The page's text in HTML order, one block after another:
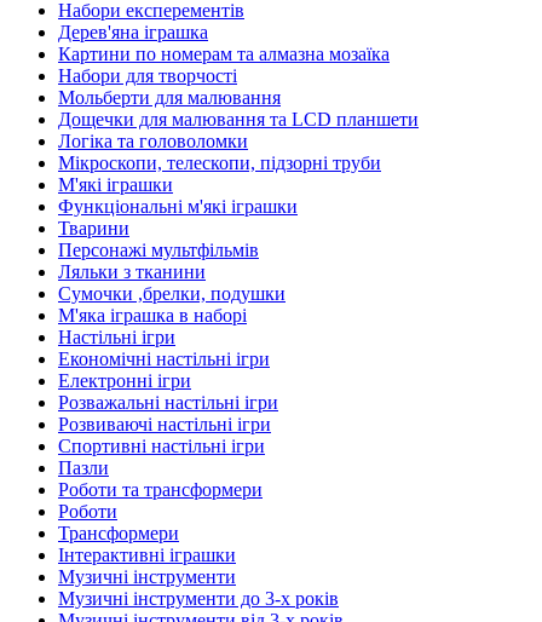
Набори експерементів
Дерев'яна іграшка
Картини по номерам та алмазна мозаїка
Набори для творчості
Мольберти для малювання
Дощечки для малювання та LCD планшети
Логіка та головоломки
Мікроскопи, телескопи, підзорні труби
М'які іграшки
Функціональні м'які іграшки
Тварини
Персонажі мультфільмів
Ляльки з тканини
Сумочки ,брелки, подушки
М'яка іграшка в наборі
Настільні ігри
Економічні настільні ігри
Електронні ігри
Розважальні настільні ігри
Розвиваючі настільні ігри
Спортивні настільні ігри
Пазли
Роботи та трансформери
Роботи
Трансформери
Інтерактивні іграшки
Музичні інструменти
Музичні інструменти до 3-х років